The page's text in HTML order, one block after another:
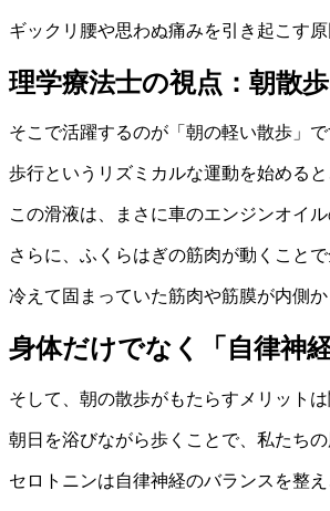
ギックリ腰や思わぬ痛みを引き起こす原
理学療法士の視点：朝散
そこで活躍するのが「朝の軽い散歩」で
歩行というリズミカルな運動を始める
この滑液は、まさに車のエンジンオイ
さらに、ふくらはぎの筋肉が動くこと
冷えて固まっていた筋肉や筋膜が内側
身体だけでなく「自律神
そして、朝の散歩がもたらすメリット
朝日を浴びながら歩くことで、私たち
セロトニンは自律神経のバランスを整